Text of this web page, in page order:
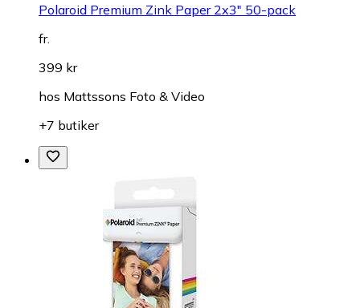
Polaroid Premium Zink Paper 2x3" 50-pack
fr.
399 kr
hos Mattssons Foto & Video
+7 butiker